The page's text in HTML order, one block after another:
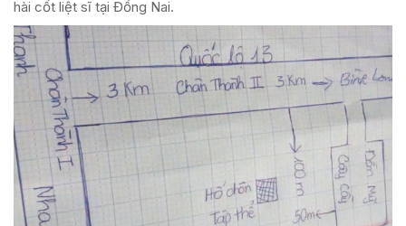
hài cốt liệt sĩ tại Đồng Nai.